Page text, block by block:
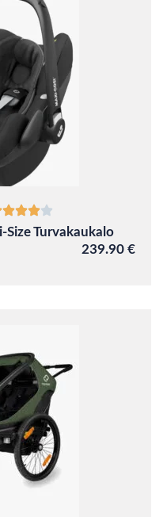
Size Turvakaukalo
239.90 €